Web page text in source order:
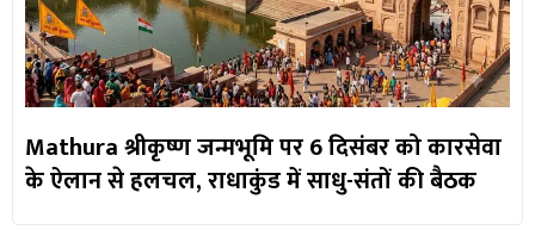
Mathura श्रीकृष्ण जन्मभूमि पर 6 दिसंबर को कारसेवा
के ऐलान से हलचल, राधाकुंड में साधु-संतों की बैठक